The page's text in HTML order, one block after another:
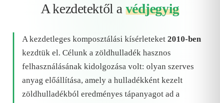
A kezdetektől a védjegyig
A kezdetleges komposztálási kísérleteket 2010-ben
kezdtük el. Célunk a zöldhulladék hasznos
felhasználásának kidolgozása volt: olyan szerves
anyag előállítása, amely a hulladékként kezelt
zöldhulladékból eredményes tápanyagot ad a